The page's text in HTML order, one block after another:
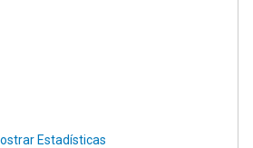
Estadísticas